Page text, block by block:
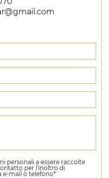
personali a essere raccolte
per l'inoltro di
e-mail o telefono*